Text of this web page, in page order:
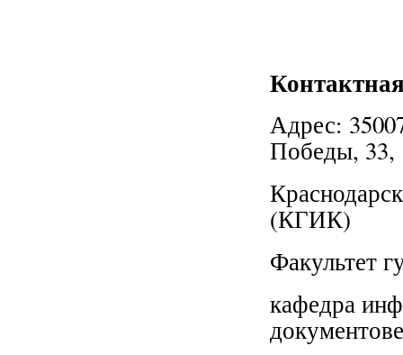
Адрес:
Победы, 33,
(КГИК)
Факультет
кафедра